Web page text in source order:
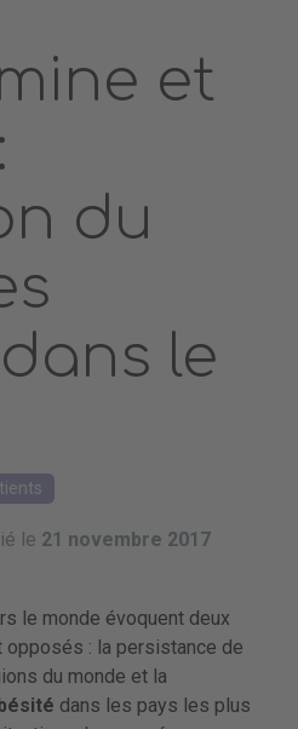
et
du
le
le 21 novembre 2017
le monde évoquent deux
opposés : la persistance de
du monde et la
dans les pays les plus